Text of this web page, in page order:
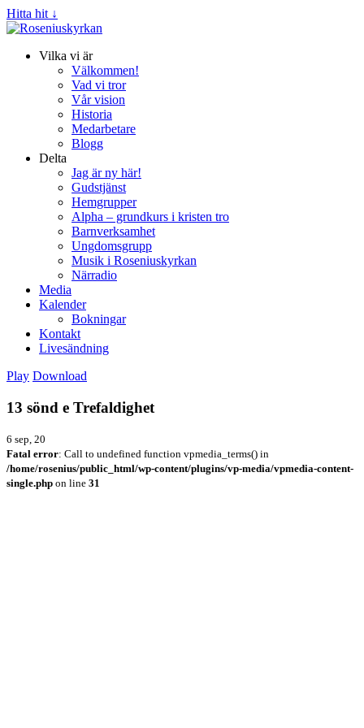
Hitta hit ↓
Vilka vi är
Välkommen!
Vad vi tror
Vår vision
Historia
Medarbetare
Blogg
Delta
Jag är ny här!
Gudstjänst
Hemgrupper
Alpha – grundkurs i kristen tro
Barnverksamhet
Ungdomsgrupp
Musik i Roseniuskyrkan
Närradio
Media
Kalender
Bokningar
Kontakt
Livesändning
Play Download
13 sönd e Trefaldighet
6 sep, 20
Fatal error: Call to undefined function vpmedia_terms() in
/home/rosenius/public_html/wp-content/plugins/vp-media/vpmedia-content-
single.php on line 31